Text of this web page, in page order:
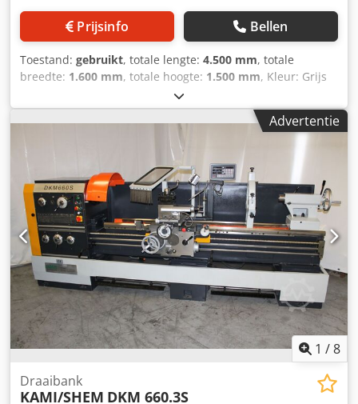
Prijsinfo Bellen
Toestand: gebruikt, totale lengte: 4.500 mm, totale
breedte: 1.600 mm, totale hoogte: 1.500 mm, Kleur: Grijs
Ledig gewicht: 5.000 kg Prijs: Op aanvraag - Documentatie
aanwezig: Nee - CE certificaat aanwezig: Nee -
Serienummer: 0440922 - Aansturing: Conventioneel -
Vermogen [kW]: 18.5 - Centerhoogte [mm]: 315 -
Draaidiameter bed [mm]: 630 - Draaidiameter slede [mm]:
400 Cjdpfjx Ryv Tox Ahrsha - Centerafstand [mm]: 3000 -
Bedbreedte [mm]: 580 - Spindeldoorlaat [mm]: 82 - Min.
spindelsnelheid [rpm]: 9 - Max. spindelsnelheid [rpm]:
1120 - Opties: Drieklauw, Vierklauw - Transportafmetingen:
4500mm x 1600mm x 1500mm (l x b x h) -
Transportgewicht [kg]: 5000kg - Transportcolli [st.]: 1
Financiële informatie BTW: De getoonde prijs is exclusief
BTW BTW/marge: BTW verrekenbaar voor ondernemers
Levering en inruil altijd mogelijk van alles in de industriële
sectoren Lukas van Rossum
Advertentie
1 /8
Draaibank
KAMI/SHEM DKM 660.3S